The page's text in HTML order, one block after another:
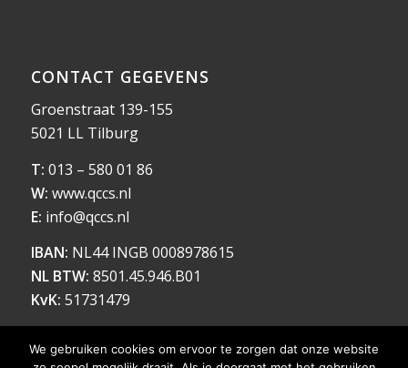
CONTACT GEGEVENS
Groenstraat 139-155
5021 LL Tilburg
T: 013 – 580 01 86
W: www.qccs.nl
E: info@qccs.nl
IBAN: NL44 INGB 0008978615
NL BTW: 8501.45.946.B01
KvK: 51731479
We gebruiken cookies om ervoor te zorgen dat onze website